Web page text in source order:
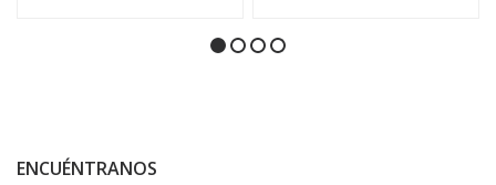
ENCUÉNTRANOS